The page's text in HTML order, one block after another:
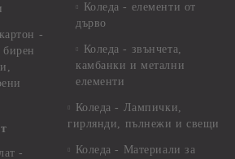
-
-
Коледа - елементи от
дърво
Коледа - звънчета,
камбанки и метални
елементи
Коледа - Лампички,
гирлянди, пълнежи и свещи
Коледа - Материали за